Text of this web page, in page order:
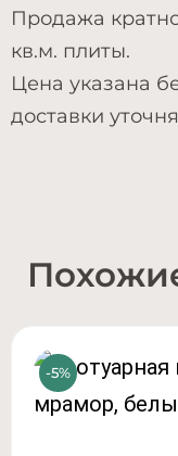
Продажа
кв.м. плиты.
Цена указана
доставки